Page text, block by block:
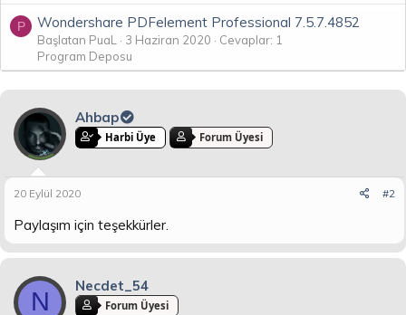
P Wondershare PDFelement Professional 7.5.7.4852
Başlatan PuaL 3 Haziran 2020
Cevaplar: 1
Program Deposu
Ahbap
Harbi Üye Forum Üyesi
20 Eylül 2020 #2
Paylaşım için teşekkürler.
N
Necdet_54
Forum Üyesi